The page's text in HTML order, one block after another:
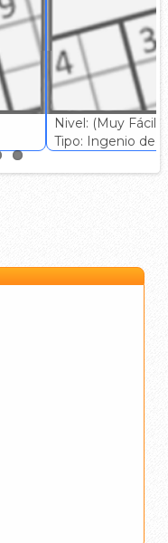
Nivel: (Muy Fácil)
Tipo: Ingenio